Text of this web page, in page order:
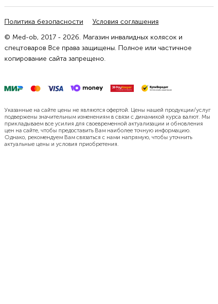
Политика безопасности
Условия соглашения
© Med-ob, 2017 - 2026. Магазин инвалидных колясок и
спецтоваров Все права защищены. Полное или частичное
копирование сайта запрещено.
Указанные на сайте цены не являются офертой. Цены нашей продукции/услуг
подвержены значительным изменениям в связи с динамикой курса валют. Мы
прикладываем все усилия для своевременной актуализации и обновления
цен на сайте, чтобы предоставить Вам наиболее точную информацию.
Однако, рекомендуем Вам связаться с нами напрямую, чтобы уточнить
актуальные цены и условия приобретения.